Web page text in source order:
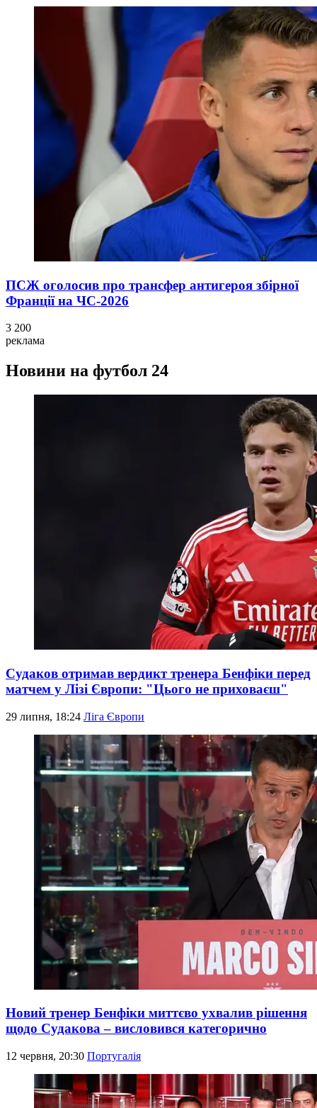
ПСЖ оголосив про трансфер антигероя збірної
Франції на ЧС-2026
3 200
реклама
Новини на футбол 24
Судаков отримав вердикт тренера Бенфіки перед
матчем у Лізі Європи: "Цього не приховаєш"
29 липня, 18:24 Ліга Європи
Новий тренер Бенфіки миттєво ухвалив рішення
щодо Судакова – висловився категорично
12 червня, 20:30 Португалія